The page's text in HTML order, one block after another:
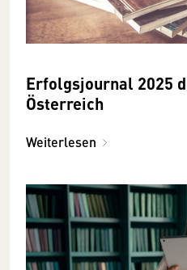
Erfolgsjournal 2025
Österreich
Weiterlesen